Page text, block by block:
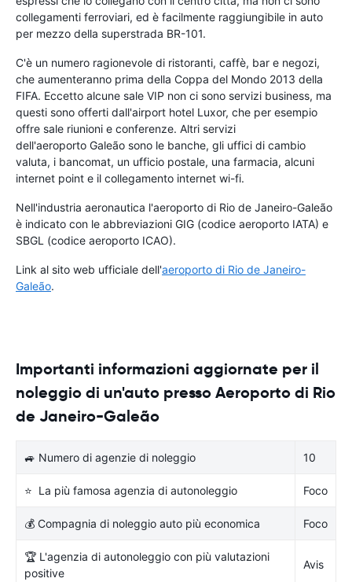
collegamenti ferroviari, ed è facilmente raggiungibile in auto
per mezzo della superstrada BR-101.
C'è un numero ragionevole di ristoranti, caffè, bar e negozi,
che aumenteranno prima della Coppa del Mondo 2013 della
FIFA. Eccetto alcune sale VIP non ci sono servizi business, ma
questi sono offerti dall'airport hotel Luxor, che per esempio
offre sale riunioni e conferenze. Altri servizi
dell'aeroporto Galeão sono le banche, gli uffici di cambio
valuta, i bancomat, un ufficio postale, una farmacia, alcuni
internet point e il collegamento internet wi-fi.
Nell'industria aeronautica l'aeroporto di Rio de Janeiro-Galeão
è indicato con le abbreviazioni GIG (codice aeroporto IATA) e
SBGL (codice aeroporto ICAO).
Link al sito web ufficiale dell'aeroporto di Rio de Janeiro-
Galeão.
Importanti informazioni aggiornate per il
noleggio di un'auto presso Aeroporto di Rio
de Janeiro-Galeão
🚙 Numero di agenzie di noleggio 10
⭐ La più famosa agenzia di autonoleggio Foco
💰 Compagnia di noleggio auto più economica Foco
🏆 L'agenzia di autonoleggio con più valutazioni
positive
Avis